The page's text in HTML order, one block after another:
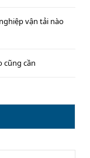
vận tải nào
cũng cần